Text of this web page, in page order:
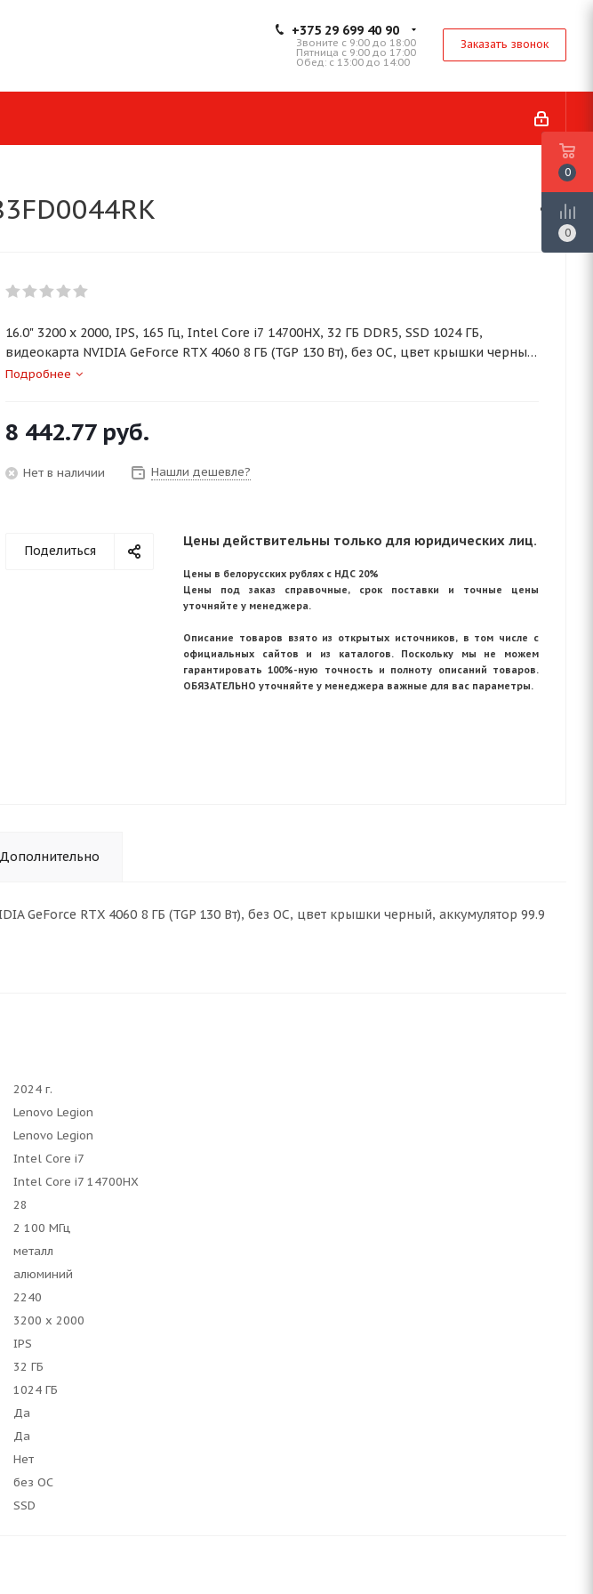
+375 29 699 40 90
Звоните с 9:00 до 18:00
Пятница с 9:00 до 17:00
Обед: с 13:00 до 14:00
Заказать звонок
16.0" 3200 x 2000, IPS, 165 Гц, Intel Core i7 14700HX, 32 ГБ DDR5, SSD 1024 ГБ,
видеокарта NVIDIA GeForce RTX 4060 8 ГБ (TGP 130 Вт), без ОС, цвет крышки черный,
аккумулятор 99.9 Вт·ч
Подробнее
8 442.77руб.
Нет в наличии Нашли дешевле?
Поделиться
Цены действительны только для юридических лиц.
Цены в белорусских рублях с НДС 20%
Цены под заказ справочные, срок поставки и точные цены
уточняйте у менеджера.
Описание товаров взято из открытых источников, в том числе с
официальных сайтов и из каталогов. Поскольку мы не можем
гарантировать 100%-ную точность и полноту описаний товаров.
ОБЯЗАТЕЛЬНО уточняйте у менеджера важные для вас параметры.
Дополнительно
GeForce RTX 4060 8 ГБ (TGP 130 Вт), без ОС, цвет крышки черный, аккумулятор 99.9
2024 г.
Lenovo Legion
Lenovo Legion
Intel Core i7
Intel Core i7 14700HX
28
2 100 МГц
металл
алюминий
2240
3200 x 2000
IPS
32 ГБ
1024 ГБ
Да
Да
Нет
без ОС
SSD
0
0